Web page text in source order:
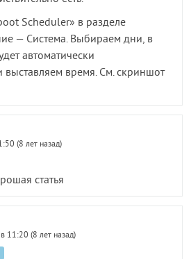
Scheduler» в разделе
— Система. Выбираем дни, в
автоматически
выставляем время. См. скриншот
(8 лет назад)
статья
11:20 (8 лет назад)